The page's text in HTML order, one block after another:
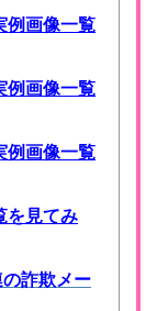
例画像一覧
例画像一覧
例画像一覧
を見てみ
詐欺メー